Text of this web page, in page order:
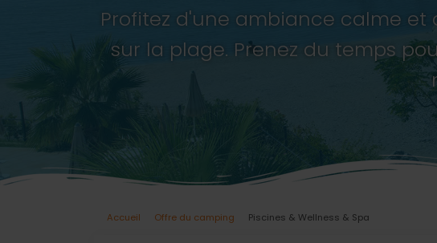
Profitez d'une ambiance calme et
sur la plage. Prenez du temps
Accueil Offre du camping Piscines & Wellness & Spa